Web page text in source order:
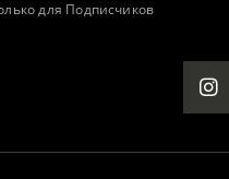
для Подписчиков